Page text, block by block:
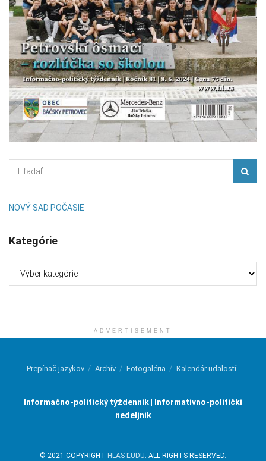
NOVÝ SAD POČASIE
Kategórie
ADVERTISEMENT
Prepínač jazykov Archív Fotogaléria Kalendár udalostí
Informačno-politický týždenník | Informativno-politički
nedeljnik
© 2021 COPYRIGHT HLAS ĽUDU. ALL RIGHTS RESERVED.